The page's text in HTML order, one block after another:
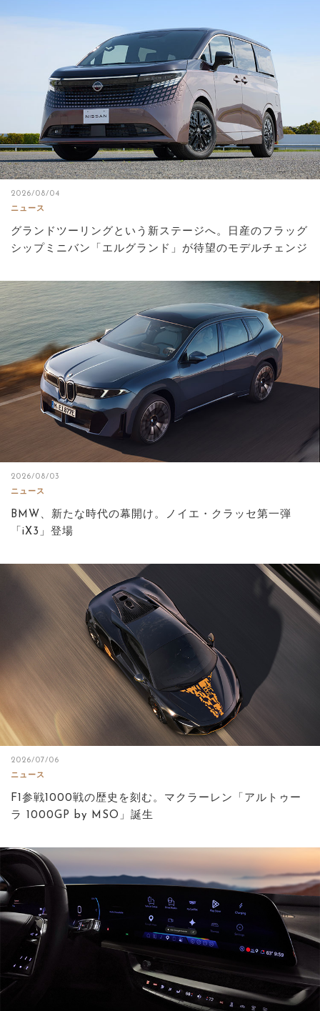
2026/08/04
ニュース
グランドツーリングという新ステージへ。日産のフラッグ
シップミニバン「エルグランド」が待望のモデルチェンジ
2026/08/03
ニュース
BMW、新たな時代の幕開け。ノイエ・クラッセ第一弾
「iX3」登場
2026/07/06
ニュース
F1参戦1000戦の歴史を刻む。マクラーレン「アルトゥー
ラ 1000GP by MSO」誕生